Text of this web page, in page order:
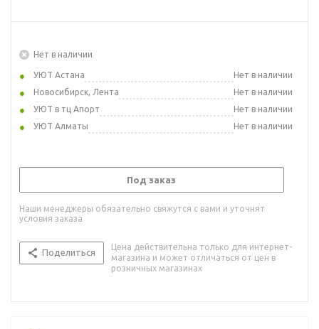
Нет в наличии
УЮТ Астана
Нет в наличии
Новосибирск, Лента
Нет в наличии
УЮТ в тц Апорт
Нет в наличии
УЮТ Алматы
Нет в наличии
Под заказ
Наши менеджеры обязательно свяжутся с вами и уточнят
условия заказа
Поделиться
Цена действительна только для интернет-
магазина и может отличаться от цен в
розничных магазинах